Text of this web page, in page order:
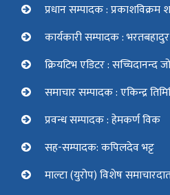
प्रधान सम्पादक : प्रकाशविक्रम
कार्यकारी सम्पादक :
क्रियटिभ एडिटर : सच्चिदानन्द
समाचार सम्पादक : एकिन्द्र
प्रवन्ध सम्पादक : हेमकर्ण विक
सह-सम्पादक: कपिलदेव भट्ट
माल्टा (युरोप) विशेष